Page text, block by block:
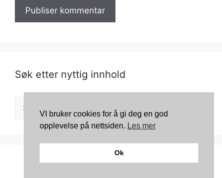
Søk etter nyttig innhold
VI bruker cookies for å gi deg en god
opplevelse på nettsiden. Les mer
Ok